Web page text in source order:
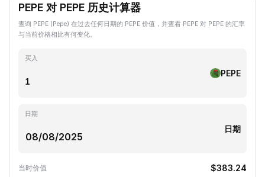
PEPE 对 PEPE 历史计算器
查询 PEPE (Pepe) 在过去任何日期的 PEPE 价值，并查看 PEPE 对 PEPE 的汇率
与当前价格相比有何变化。
买入
PEPE
日期
日期
当时价值 $383.24